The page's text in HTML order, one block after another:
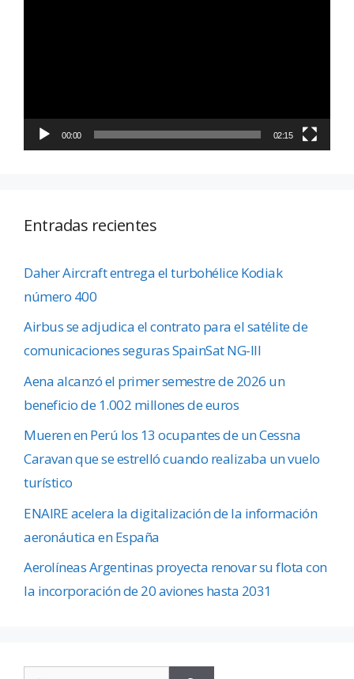
00:00 02:15
Entradas recientes
Daher Aircraft entrega el turbohélice Kodiak
número 400
Airbus se adjudica el contrato para el satélite de
comunicaciones seguras SpainSat NG-III
Aena alcanzó el primer semestre de 2026 un
beneficio de 1.002 millones de euros
Mueren en Perú los 13 ocupantes de un Cessna
Caravan que se estrelló cuando realizaba un vuelo
turístico
ENAIRE acelera la digitalización de la información
aeronáutica en España
Aerolíneas Argentinas proyecta renovar su flota con
la incorporación de 20 aviones hasta 2031